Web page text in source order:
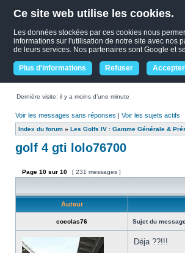
Ce site web utilise les cookies.
Les données stockées par ces cookies nous
informations sur l'utilisation de notre site avec nos
de leurs services. Nos partenaires sont Google et
Plus d'informations Refuser Accepter
Dernière visite: il y a moins d’une minute
Voir les messages sans réponses | Voir les sujets actifs
Index du forum » Les Golfs IV : Gamme Générale &
golf 4 gti lolo76700
Page 10 sur 10 [ 231 messages ]
Auteur
cocolas76 Sujet du
Déja ??!!!